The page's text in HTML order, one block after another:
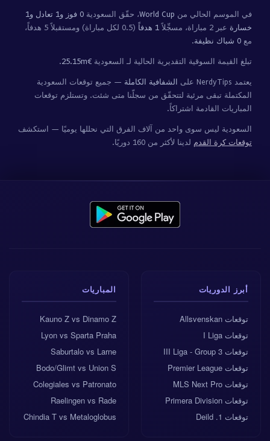
في الموسم الحالي من World Cup، حقّق السعودية
0 فوز و1 تعادل و1
خسارة عبر 2 مباراة، مسجِّلاً 1 هدفاً
(0.5 لكل مباراة) ومستقبلاً 5 هدفاً،
مع 0 شباك نظيفة .
تبلغ القيمة السوقية التقديرية الحالية لـ السعودية €25.15m
.
يعتمد NerdyTips على الشفافية الكاملة — جميع توقعات السعودية
المكتملة تبقى مرئية لتتحقّق من سجلّنا متى شئت. وتستلزم توقعات
المباريات القادمة اشتراكاً.
السعودية ليس سوى واحد من آلاف الفرق التي نحللها يوميًا — استكشف
توقعات كرة القدم لدينا لأكثر من 160 دوريًا.
أبرز الدوريات
توقعات Allsvenskan
توقعات I Liga
توقعات III Liga - Group 3
توقعات Premier League
توقعات MLS Next Pro
توقعات Primera Division
توقعات 1. Deild
المباريات
Kauno Z vs Dinamo Z
Lyon vs Sparta Praha
Saburtalo vs Larne
Bodo/Glimt vs Union S
Colegiales vs Patronato
Raelingen vs Rade
Chindia T vs Metaloglobus